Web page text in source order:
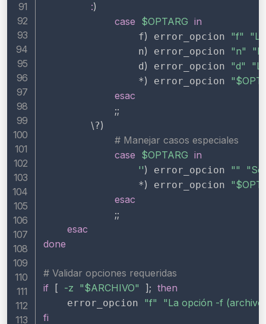
:)
case $OPTARG in
                f
) error_opcion "f"
                n
) error_opcion "n"
                d
) error_opcion "d"
                *
) error_opcion "
esac
;;
\?)
# Manejar casos especiales
case $OPTARG in
'') error_opcion "" "Se
                *
) error_opcion "
esac
;;
esac
done
# Validar opciones requeridas
if
[ -z "$ARCHIVO" ] ; then
    error_opcion
"f"
"La opción -f
fi